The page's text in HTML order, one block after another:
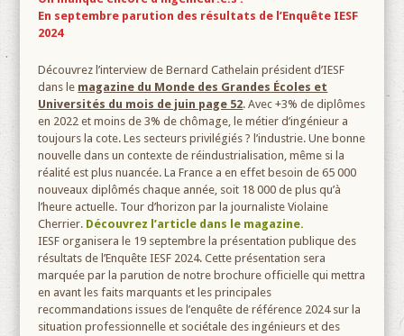
En septembre parution des résultats de l’Enquête IESF
2024
Découvrez l’interview de Bernard Cathelain président d’IESF
dans le magazine du Monde des Grandes Écoles et
Universités du mois de juin page 52. Avec +3% de diplômes
en 2022 et moins de 3% de chômage, le métier d’ingénieur a
toujours la cote. Les secteurs privilégiés ? l’industrie. Une bonne
nouvelle dans un contexte de réindustrialisation, même si la
réalité est plus nuancée. La France a en effet besoin de 65 000
nouveaux diplômés chaque année, soit 18 000 de plus qu’à
l’heure actuelle. Tour d’horizon par la journaliste Violaine
Cherrier. Découvrez l’article dans le magazine.
IESF organisera le 19 septembre la présentation publique des
résultats de l’Enquête IESF 2024. Cette présentation sera
marquée par la parution de notre brochure officielle qui mettra
en avant les faits marquants et les principales
recommandations issues de l’enquête de référence 2024 sur la
situation professionnelle et sociétale des ingénieurs et des